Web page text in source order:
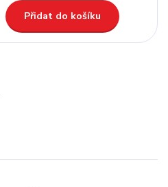
Přidat do košíku